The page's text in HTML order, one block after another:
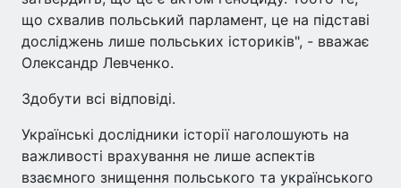
що схвалив польський парламент, це на підставі
досліджень лише польських істориків", - вважає
Олександр Левченко.
Здобути всі відповіді.
Українські дослідники історії наголошують на
важливості врахування не лише аспектів
взаємного знищення польського та українського